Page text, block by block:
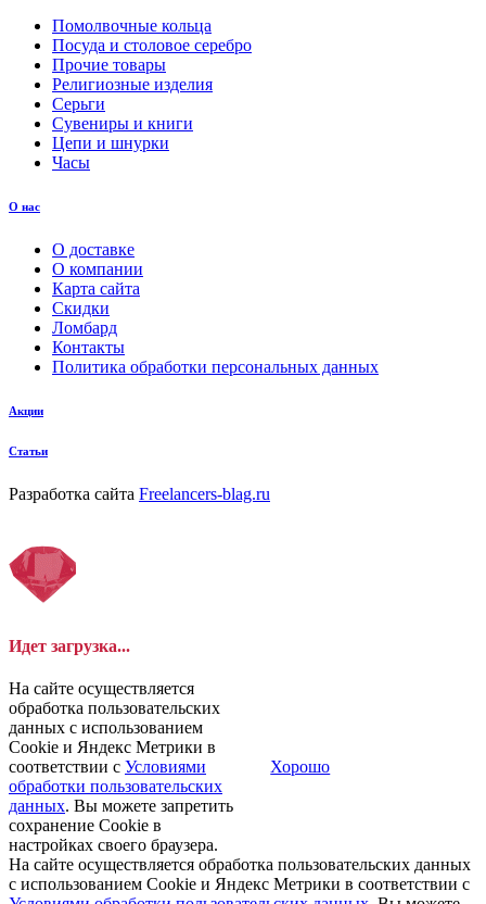
Помолвочные кольца
Посуда и столовое серебро
Прочие товары
Религиозные изделия
Серьги
Сувениры и книги
Цепи и шнурки
Часы
О нас
О доставке
О компании
Карта сайта
Скидки
Ломбард
Контакты
Политика обработки персональных данных
Акции
Статьи
Разработка сайта Freelancers-blag.ru
Идет загрузка...
На сайте осуществляется
обработка пользовательских
данных с использованием
Cookie и Яндекс Метрики в
соответствии с Условиями
обработки пользовательских
данных. Вы можете запретить
сохранение Cookie в
настройках своего браузера.
Хорошо
На сайте осуществляется обработка пользовательских данных
с использованием Cookie и Яндекс Метрики в соответствии с